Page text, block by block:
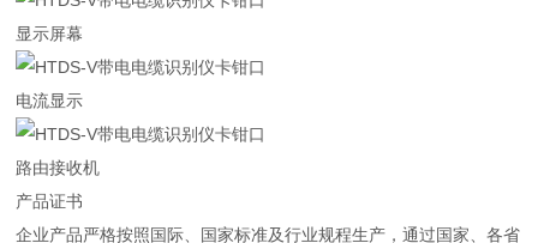
显示屏幕
电流显示
路由接收机
产品证书
企业产品严格按照国际、国家标准及行业规程生产，通过国家、各省